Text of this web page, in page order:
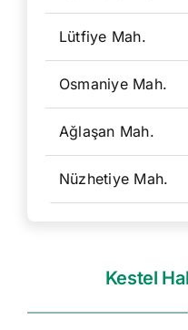
Lütfiye Mah.
Osmaniye Mah.
Ağlaşan Mah.
Nüzhetiye Mah.
Kestel